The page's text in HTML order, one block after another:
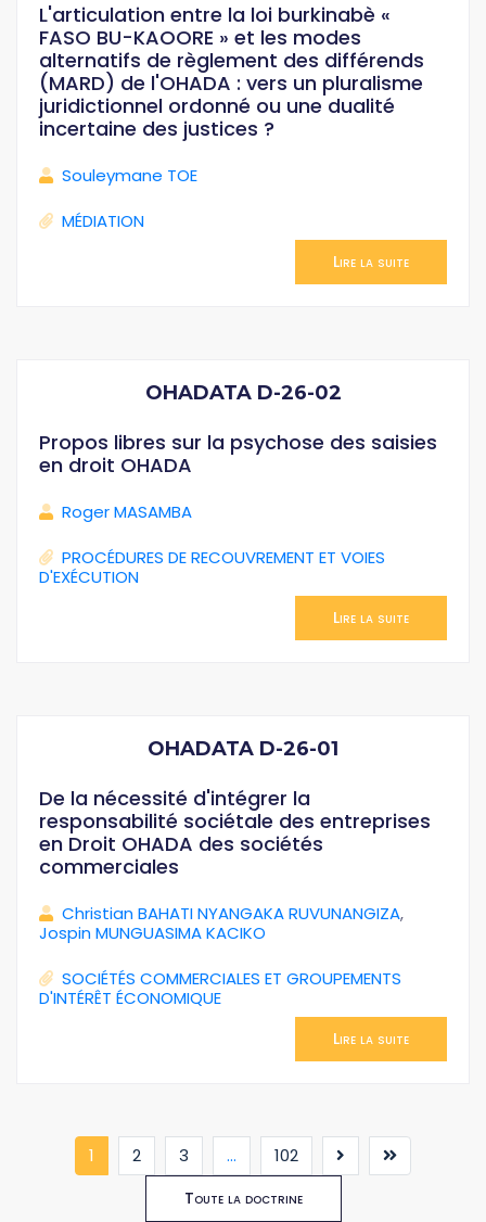
L'articulation entre la loi burkinabè «
FASO BU-KAOORE » et les modes
alternatifs de règlement des différends
(MARD) de l'OHADA : vers un pluralisme
juridictionnel ordonné ou une dualité
incertaine des justices ?
Souleymane TOE
MÉDIATION
Lire la suite
OHADATA D-26-02
Propos libres sur la psychose des saisies
en droit OHADA
Roger MASAMBA
PROCÉDURES DE RECOUVREMENT ET VOIES
D'EXÉCUTION
Lire la suite
OHADATA D-26-01
De la nécessité d'intégrer la
responsabilité sociétale des entreprises
en Droit OHADA des sociétés
commerciales
Christian BAHATI NYANGAKA RUVUNANGIZA,
Jospin MUNGUASIMA KACIKO
SOCIÉTÉS COMMERCIALES ET GROUPEMENTS
D'INTÉRÊT ÉCONOMIQUE
Lire la suite
1 (current)
2 3 ... 102
Toute la doctrine